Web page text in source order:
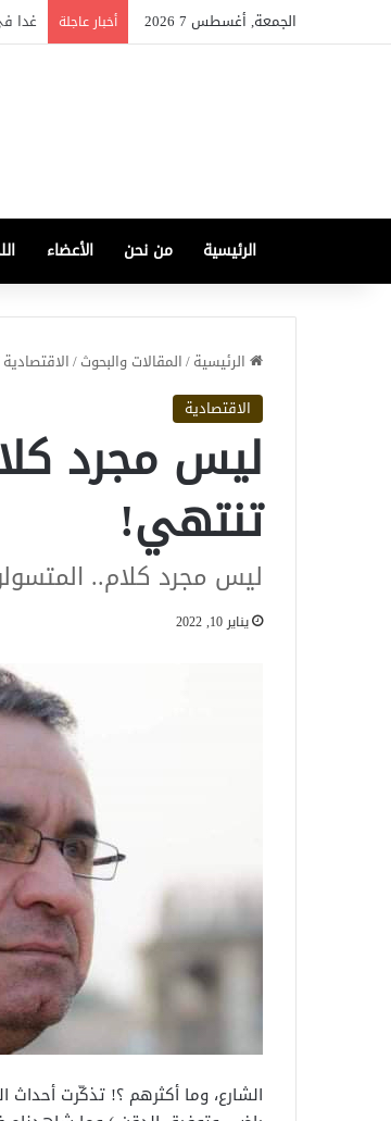
الجمعة, أغسطس 7 2026 أخبار عاجلة
الرئيسية من نحن الأعضاء
الرئيسية/المقالات والبحوث/الاقتصادية
الاقتصادية
ليس مجرد
تنتهي!
ليس مجرد كلام..
يناير 10, 2022
الشارع، وما أكثرهم ؟! تذكّرت أحداث